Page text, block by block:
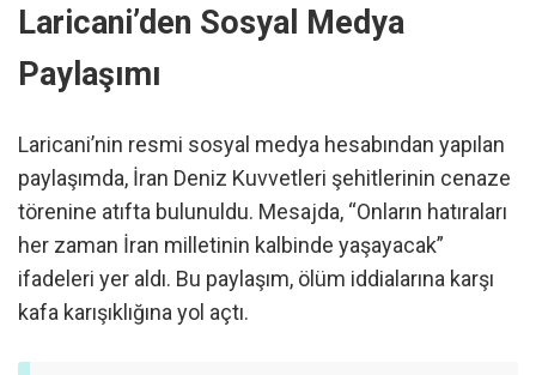
Laricani’den Sosyal Medya
Paylaşımı
Laricani’nin resmi sosyal medya hesabından yapılan
paylaşımda, İran Deniz Kuvvetleri şehitlerinin cenaze
törenine atıfta bulunuldu. Mesajda, “Onların hatıraları
her zaman İran milletinin kalbinde yaşayacak”
ifadeleri yer aldı. Bu paylaşım, ölüm iddialarına karşı
kafa karışıklığına yol açtı.